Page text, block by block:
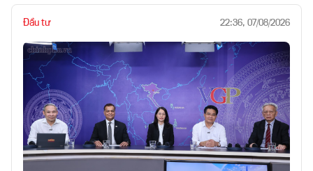
Đầu tư 22:36, 07/08/2026